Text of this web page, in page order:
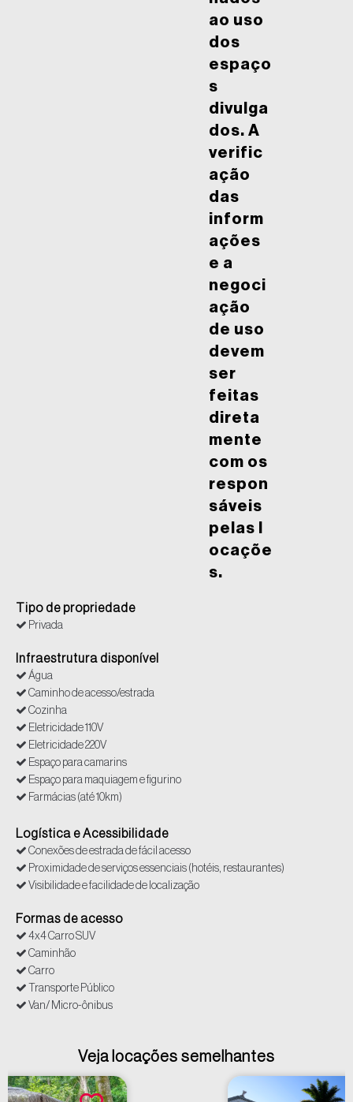
ao uso
dos
espaço
s
divulga
dos. A
verific
ação
das
inform
ações
e a
negoci
ação
de uso
devem
ser
feitas
direta
mente
com os
respon
sáveis
pelas l
ocaçõe
s.
Tipo de propriedade
Privada
Infraestrutura disponível
Água
Caminho de acesso/estrada
Cozinha
Eletricidade 110V
Eletricidade 220V
Espaço para camarins
Espaço para maquiagem e figurino
Farmácias (até 10km)
Iluminação Natural Favorável
Polícia (até 10km)
Sanitários
Supermercados (até 10 km)
Logística e Acessibilidade
Conexões de estrada de fácil acesso
Proximidade de serviços essenciais (hotéis, restaurantes)
Visibilidade e facilidade de localização
Formas de acesso
4x4 Carro SUV
Caminhão
Carro
Transporte Público
Van/ Micro-ônibus
Veja locações semelhantes